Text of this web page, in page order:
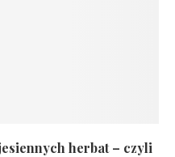
herbat – czyli